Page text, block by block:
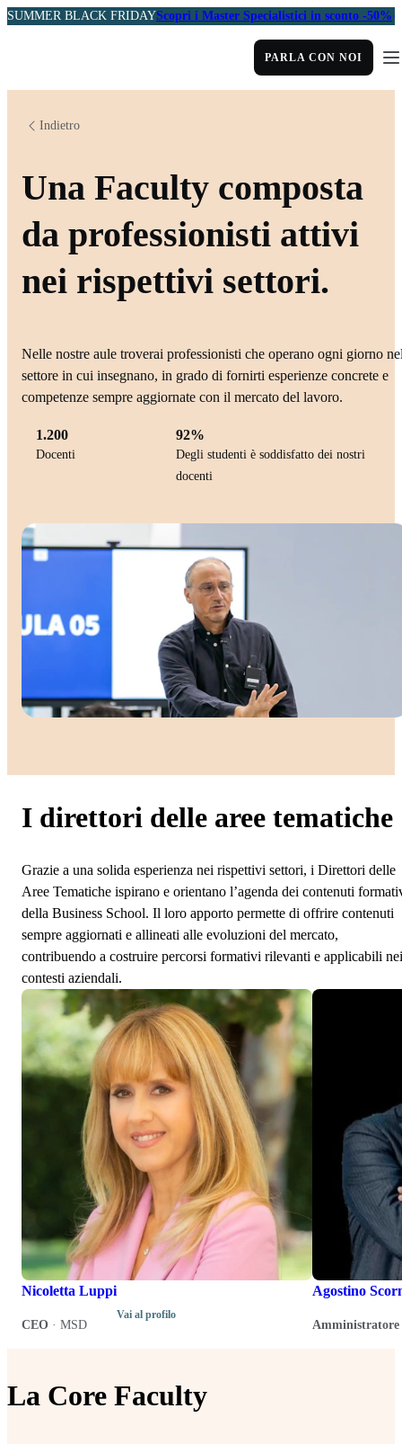
SUMMER BLACK FRIDAYScopri i Master Specialistici in sconto -50%
PARLA CON NOI
Indietro
Una Faculty composta
da professionisti attivi
nei rispettivi settori.
Nelle nostre aule troverai professionisti che operano ogni giorno
settore in cui insegnano, in grado di fornirti esperienze concrete e
competenze sempre aggiornate con il mercato del lavoro.
1.200
Docenti
92%
Degli studenti è soddisfatto dei nostri
docenti
I direttori delle aree tematiche
Grazie a una solida esperienza nei rispettivi settori, i Direttori delle
Aree Tematiche ispirano e orientano l’agenda dei contenuti
della Business School. Il loro apporto permette di offrire contenuti
sempre aggiornati e allineati alle evoluzioni del mercato,
contribuendo a costruire percorsi formativi rilevanti e applicabili nei
contesti aziendali.
Nicoletta Luppi
CEO · MSD
Vai al profilo
Agostino
Amministratore
La Core Faculty